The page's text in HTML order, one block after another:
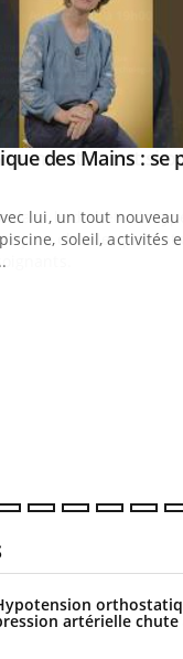
des Mains : se
lui, un tout nouveau
soleil, activités
artérielle chute